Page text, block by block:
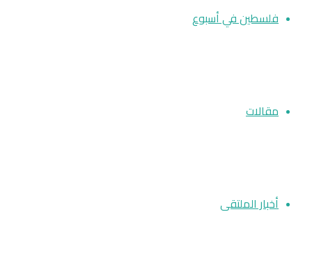
فلسطين في أسبوع
مقالات
أخبار الملتقى